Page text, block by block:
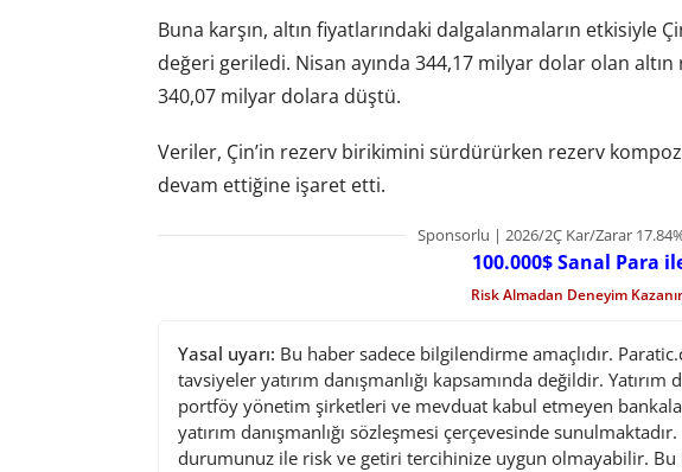
Buna karşın, altın fiyatlarındaki dalgalanmaların etkisiyle
değeri geriledi. Nisan ayında 344,17 milyar dolar olan altın
340,07 milyar dolara düştü.
Veriler, Çin’in rezerv birikimini sürdürürken rezerv
devam ettiğine işaret etti.
Sponsorlu | 2026/2Ç Kar/Zarar
100.000$ Sanal Para
Risk Almadan Deneyim
Yasal uyarı: Bu haber sadece bilgilendirme amaçlıdır.
tavsiyeler yatırım danışmanlığı kapsamında değildir. Yatırım
portföy yönetim şirketleri ve mevduat kabul etmeyen
yatırım danışmanlığı sözleşmesi çerçevesinde
durumunuz ile risk ve getiri tercihinize uygun olmayabilir. Bu